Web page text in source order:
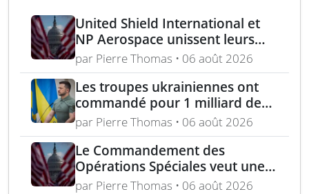
United Shield International et
NP Aerospace unissent leurs
forces pour renforcer le soutien
aux équipes américaines de
déminage
par Pierre Thomas • 06 août 2026
Les troupes ukrainiennes ont
commandé pour 1 milliard de
dollars lors de la première
année du marché Brave1
par Pierre Thomas • 06 août 2026
Le Commandement des
Opérations Spéciales veut une
mitrailleuse 5,56 mm de 4,5 kg
par Pierre Thomas • 06 août 2026